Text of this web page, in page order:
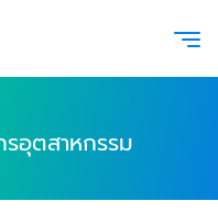
อุตสาหกรรม